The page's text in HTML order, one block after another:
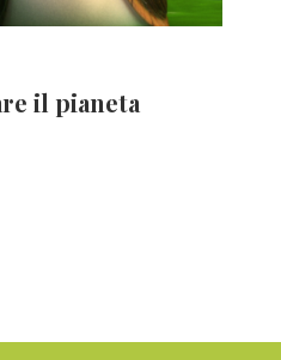
il pianeta